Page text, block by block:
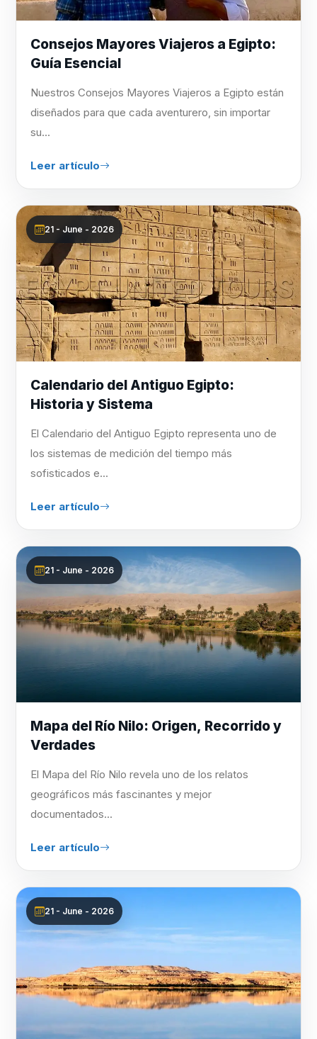
Consejos Mayores Viajeros a Egipto:
Guía Esencial
Nuestros Consejos Mayores Viajeros a Egipto están
diseñados para que cada aventurero, sin importar
su...
Leer artículo
21 - June - 2026
Calendario del Antiguo Egipto:
Historia y Sistema
El Calendario del Antiguo Egipto representa uno de
los sistemas de medición del tiempo más
sofisticados e...
Leer artículo
21 - June - 2026
Mapa del Río Nilo: Origen, Recorrido y
Verdades
El Mapa del Río Nilo revela uno de los relatos
geográficos más fascinantes y mejor
documentados...
Leer artículo
21 - June - 2026